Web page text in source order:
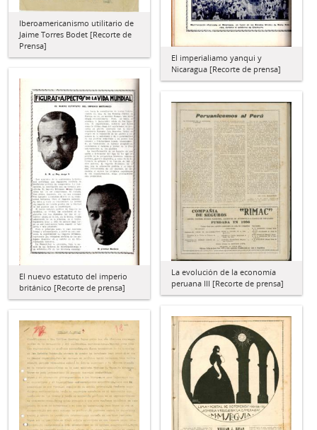
Iberoamericanismo utilitario de
Jaime Torres Bodet [Recorte de
Prensa]
El imperialiamo yanqui y
Nicaragua [Recorte de prensa]
El nuevo estatuto del imperio
británico [Recorte de prensa]
La evolución de la economía
peruana III [Recorte de prensa]